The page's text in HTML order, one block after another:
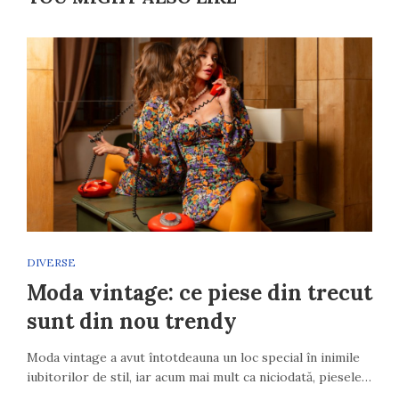
DIVERSE
Moda vintage: ce piese din trecut
sunt din nou trendy
Moda vintage a avut întotdeauna un loc special în inimile
iubitorilor de stil, iar acum mai mult ca niciodată, piesele…